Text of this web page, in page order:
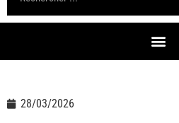
28/03/2026